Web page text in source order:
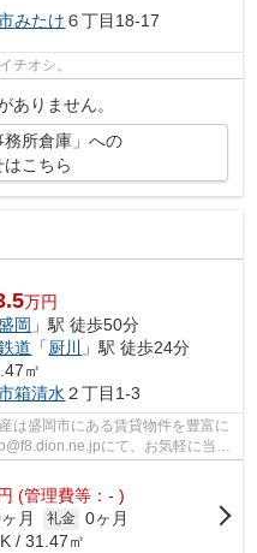
みたけ ６丁目18-17
チオシ。
ありません。
務所倉庫」への
こちら
万円
岡 」駅 徒歩50分
道 「 厨川
」駅 徒歩24分
㎡
箱清水 ２丁目1-3
は盛岡市にある賃貸物件を豊富に
にて、お気軽に当社
(管理費等：- )
月 礼金 0ヶ月
/ 31.47㎡